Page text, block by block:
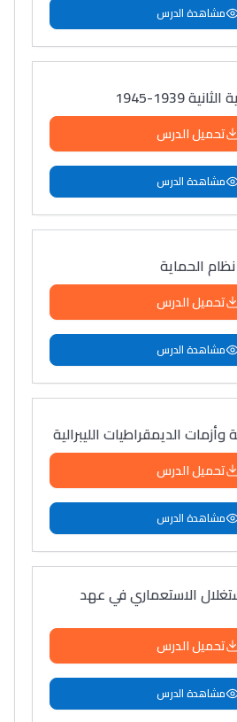
مشاهدة الدرس
1939-1945
تحميل الدرس
مشاهدة الدرس
الحماية
تحميل الدرس
مشاهدة الدرس
وأزمات الديمقراطيات الليبرالية
تحميل الدرس
مشاهدة الدرس
الاستعماري في عهد
تحميل الدرس
مشاهدة الدرس